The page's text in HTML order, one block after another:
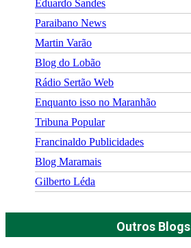
Eduardo Sandes
Paraibano News
Martin Varão
Blog do Lobão
Rádio Sertão Web
Enquanto isso no Maranhão
Tribuna Popular
Francinaldo Publicidades
Blog Maramais
Gilberto Léda
Outros Blogs